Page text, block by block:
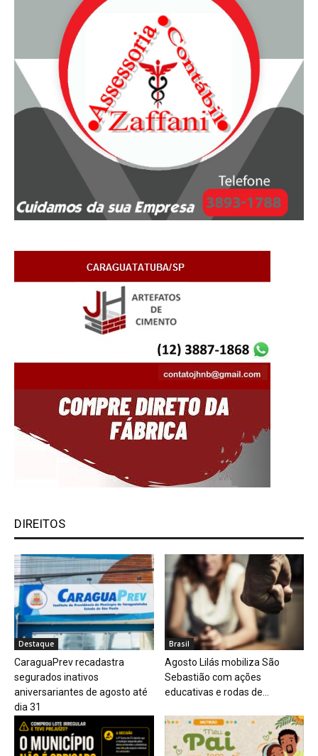
DIREITOS
Destaque
CaraguaPrev recadastra
segurados inativos
aniversariantes de agosto até
dia 31
Brasil
Agosto Lilás mobiliza São
Sebastião com ações
educativas e rodas de...